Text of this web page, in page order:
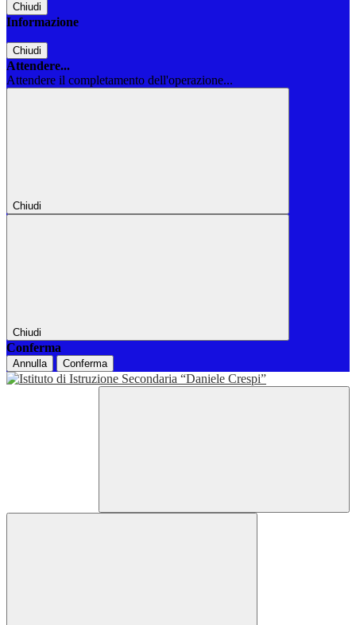
Chiudi
Informazione
Chiudi
Attendere...
Attendere il completamento dell'operazione...
Chiudi
Chiudi
Conferma
Annulla Conferma